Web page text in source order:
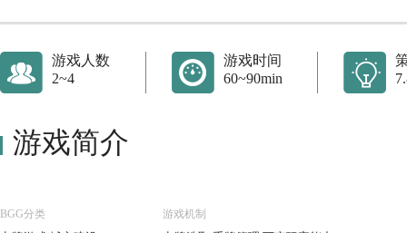
游戏人数
2~4
游戏时间
60~90min
游戏简介
BGG分类 游戏机制